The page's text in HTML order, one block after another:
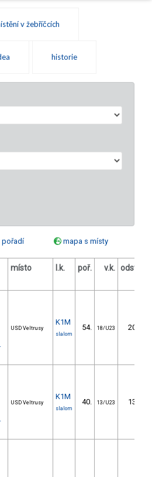
v žebříčcích
historie
pořadí
mapa s místy
místo l.k. poř. v.k. odstup
USD Veltrusy
K1M
slalom
54. 18/U23 20.70
USD Veltrusy
K1M
slalom
40. 13/U23 13.59